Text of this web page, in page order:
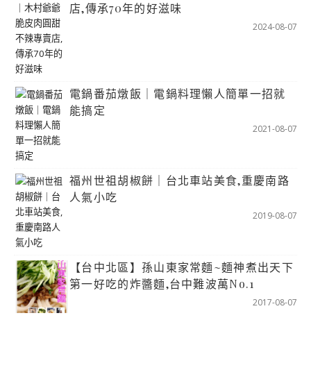
店,傳承70年的好滋味
2024-08-07
電鍋番茄燉飯｜電鍋料理懶人簡單一招就
能搞定
2021-08-07
福州世祖胡椒餅｜台北車站美食,重慶南路
人氣小吃
2019-08-07
【台中北區】孫山東家常麵~麵神煮出天下
第一好吃的炸醬麵,台中難波萬No.1
2017-08-07